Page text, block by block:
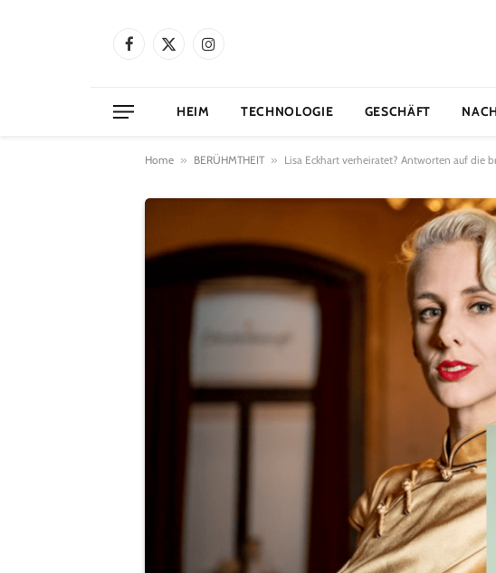
Facebook
X
Instagram
HEIM TECHNOLOGIE GESCHÄFT
Home » BERÜHMTHEIT » Lisa Eckhart verheiratet? Antworten auf die